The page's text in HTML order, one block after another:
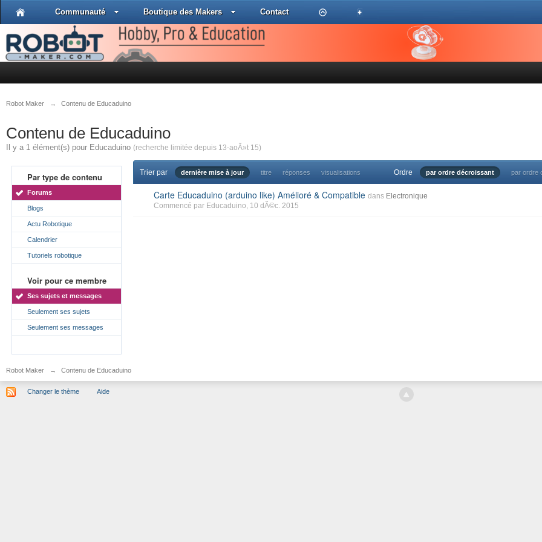
Communauté Boutique des Makers Contact
Robot Maker → Contenu de Educaduino
Contenu de Educaduino
Il y a 1 élément(s) pour Educaduino (recherche limitée depuis 13-aoÃ»t 15)
Par type de contenu
Forums
Blogs
Actu Robotique
Calendrier
Tutoriels robotique
Voir pour ce membre
Ses sujets et messages
Seulement ses sujets
Seulement ses messages
Trier par dernière mise à jour titre réponses visualisations Ordre par ordre décroissant par ordre
Carte Educaduino (arduino like) Amélioré & Compatible dans Electronique
Commencé par Educaduino, 10 dÃ©c. 2015
Robot Maker → Contenu de Educaduino
Changer le thème Aide